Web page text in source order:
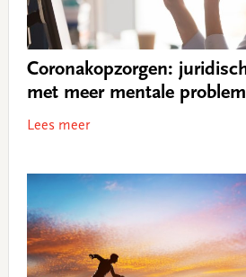
Coronakopzorgen:
met meer mentale
Lees meer